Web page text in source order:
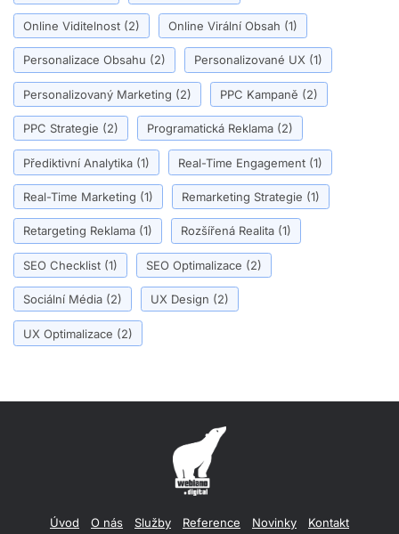
Online Viditelnost (2) Online Virální Obsah (1)
Personalizace Obsahu (2) Personalizované UX (1)
Personalizovaný Marketing (2) PPC Kampaně (2)
PPC Strategie (2) Programatická Reklama (2)
Přediktivní Analytika (1) Real-Time Engagement (1)
Real-Time Marketing (1) Remarketing Strategie (1)
Retargeting Reklama (1) Rozšířená Realita (1)
SEO Checklist (1) SEO Optimalizace (2)
Sociální Média (2) UX Design (2)
UX Optimalizace (2)
Úvod O nás Služby Reference Novinky Kontakt